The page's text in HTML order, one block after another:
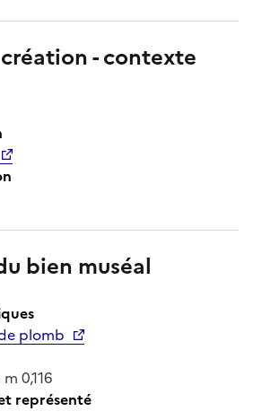
- contexte
bien muséal
plomb
0,116
représenté